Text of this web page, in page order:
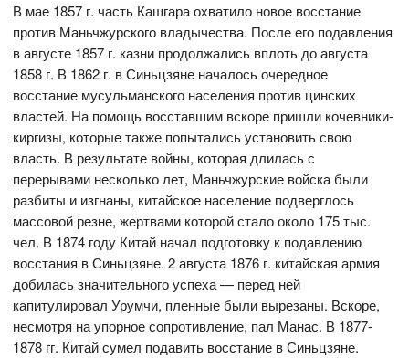
В мае 1857 г. часть Кашгара охватило новое восстание
против Маньчжурского владычества. После его подавления
в августе 1857 г. казни продолжались вплоть до августа
1858 г. В 1862 г. в Синьцзяне началось очередное
восстание мусульманского населения против цинских
властей. На помощь восставшим вскоре пришли кочевники-
киргизы, которые также попытались установить свою
власть. В результате войны, которая длилась с
перерывами несколько лет, Маньчжурские войска были
разбиты и изгнаны, китайское население подверглось
массовой резне, жертвами которой стало около 175 тыс.
чел. В 1874 году Китай начал подготовку к подавлению
восстания в Синьцзяне. 2 августа 1876 г. китайская армия
добилась значительного успеха — перед ней
капитулировал Урумчи, пленные были вырезаны. Вскоре,
несмотря на упорное сопротивление, пал Манас. В 1877-
1878 гг. Китай сумел подавить восстание в Синьцзяне.